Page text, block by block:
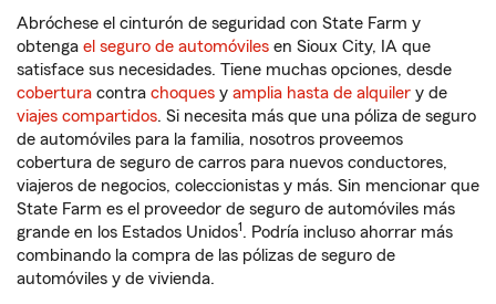
Abróchese el cinturón de seguridad con State Farm y
obtenga el seguro de automóviles en Sioux City, IA que
satisface sus necesidades. Tiene muchas opciones, desde
cobertura contra choques y amplia hasta de alquiler y de
viajes compartidos. Si necesita más que una póliza de seguro
de automóviles para la familia, nosotros proveemos
cobertura de seguro de carros para nuevos conductores,
viajeros de negocios, coleccionistas y más. Sin mencionar que
State Farm es el proveedor de seguro de automóviles más
grande en los Estados Unidos1. Podría incluso ahorrar más
combinando la compra de las pólizas de seguro de
automóviles y de vivienda.